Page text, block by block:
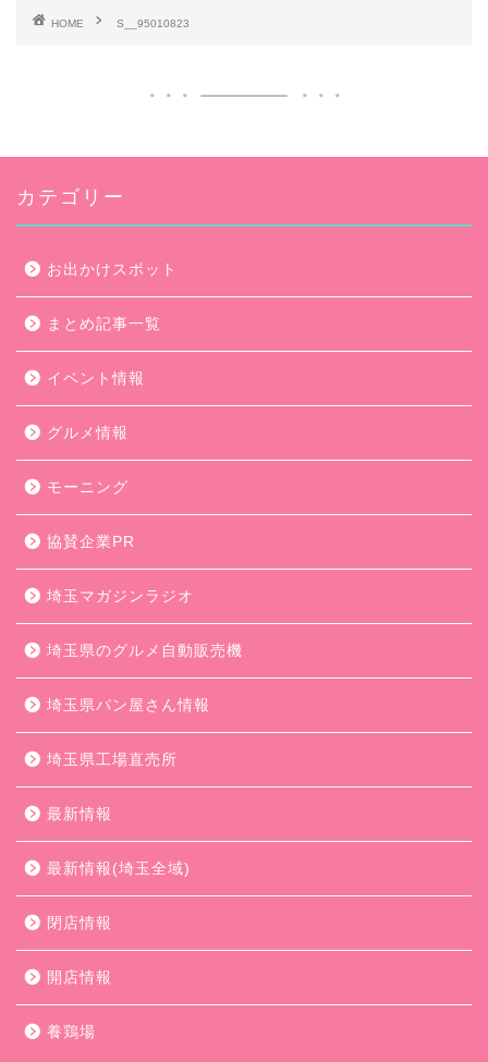
HOME S__95010823
カテゴリー
お出かけスポット
まとめ記事一覧
イベント情報
グルメ情報
モーニング
協賛企業PR
埼玉マガジンラジオ
埼玉県のグルメ自動販売機
埼玉県パン屋さん情報
埼玉県工場直売所
最新情報
最新情報(埼玉全域)
閉店情報
開店情報
養鶏場